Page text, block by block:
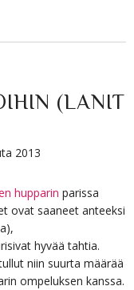
(LANIT
2013
hupparin parissa
ovat saaneet anteeksi
hyvää tahtia.
niin suurta määrää
ompeluksen kanssa.